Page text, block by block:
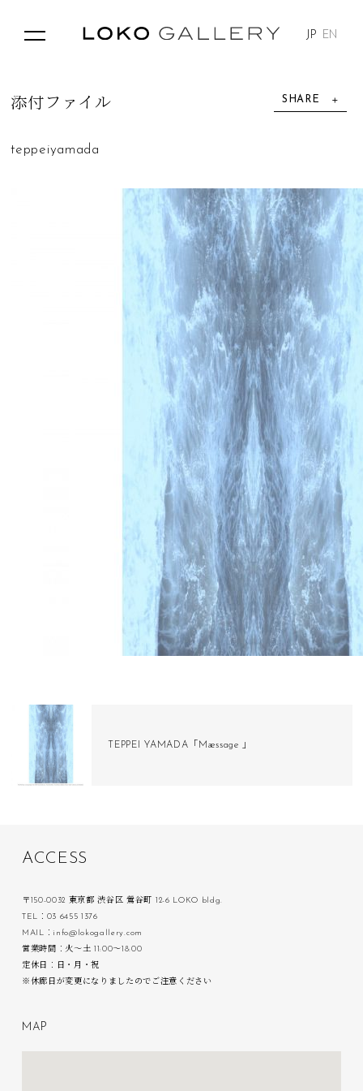
JP EN
SHARE
添付 フ ァ イ ル
teppeiyamada
TEPPEI YAMADA「Mæssage 」
ACC ESS
〒150-0032 東京都 渋谷区 鶯谷町 12-6 LOKO bldg.
TEL：03 6455 1376
MAIL：info@lokogallery.com
営業時間：火〜土 11:00〜18:00
定休日：日・月・祝
※休廊日が変更になりましたのでご注意ください
M A P